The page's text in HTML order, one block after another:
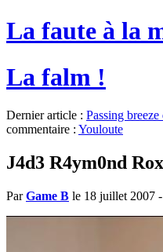
La faute à la
La falm !
Dernier article : Passing
commentaire : Youloute
J4d3 R4ym0nd
ParGame B le 18 juillet 2007 -